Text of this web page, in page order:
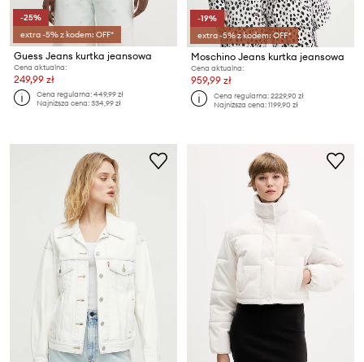
-25%
extra -5% z kodem: OFF*
Guess Jeans kurtka jeansowa
Cena aktualna:
249,99 zł
Cena regularna:449,99 zł
Najniższa cena:334,99 zł
-19%
extra -5% z kodem: OFF*
Moschino Jeans kurtka jeansowa
Cena aktualna:
959,99 zł
Cena regularna:2229,90 zł
Najniższa cena:1199,90 zł